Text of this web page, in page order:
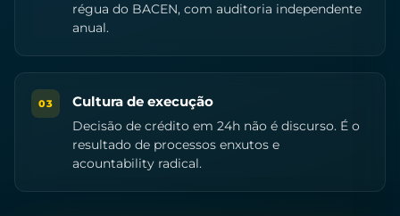
régua do BACEN, com auditoria independente
anual.
03 Cultura de execução
Decisão de crédito em 24h não é discurso. É o
resultado de processos enxutos e
acountability radical.